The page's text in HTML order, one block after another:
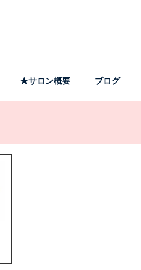
★サロン概要 ブログ